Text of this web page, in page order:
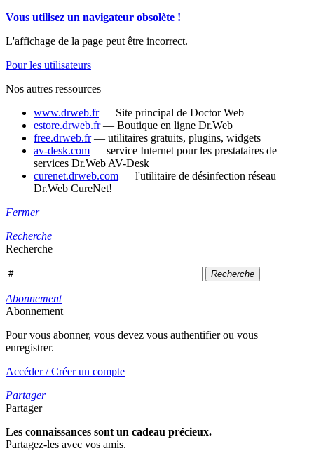
Vous utilisez un navigateur obsolète !
L'affichage de la page peut être incorrect.
Pour les utilisateurs
Nos autres ressources
www.drweb.fr— Site principal de Doctor Web
estore.drweb.fr— Boutique en ligne Dr.Web
free.drweb.fr— utilitaires gratuits, plugins, widgets
av-desk.com — service Internet pour les prestataires de
services Dr.Web AV-Desk
curenet.drweb.com — l'utilitaire de désinfection réseau
Dr.Web CureNet!
Fermer
Recherche
Recherche
Recherche
Abonnement
Abonnement
Pour vous abonner, vous devez vous authentifier ou vous
enregistrer.
Accéder / Créer un compte
Partager
Partager
Les connaissances sont un cadeau précieux.
Partagez-les avec vos amis.